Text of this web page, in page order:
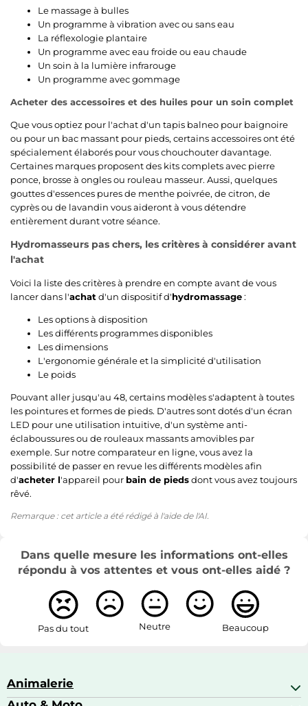
Le massage à bulles
Un programme à vibration avec ou sans eau
La réflexologie plantaire
Un programme avec eau froide ou eau chaude
Un soin à la lumière infrarouge
Un programme avec gommage
Acheter des accessoires et des huiles pour un soin complet
Que vous optiez pour l'achat d'un tapis balneo pour baignoire
ou pour un bac massant pour pieds, certains accessoires ont été
spécialement élaborés pour vous chouchouter davantage.
Certaines marques proposent des kits complets avec pierre
ponce, brosse à ongles ou rouleau masseur. Aussi, quelques
gouttes d'essences pures de menthe poivrée, de citron, de
cyprès ou de lavandin vous aideront à vous détendre
entièrement durant votre séance.
Hydromasseurs pas chers, les critères à considérer avant
l'achat
Voici la liste des critères à prendre en compte avant de vous
lancer dans l'achat d'un dispositif d'hydromassage:
Les options à disposition
Les différents programmes disponibles
Les dimensions
L'ergonomie générale et la simplicité d'utilisation
Le poids
Pouvant aller jusqu'au 48, certains modèles s'adaptent à toutes
les pointures et formes de pieds. D'autres sont dotés d'un écran
LED pour une utilisation intuitive, d'un système anti-
éclaboussures ou de rouleaux massants amovibles par
exemple. Sur notre comparateur en ligne, vous avez la
possibilité de passer en revue les différents modèles afin
d'acheter l'appareil pour bain de piedsdont vous avez toujours
rêvé.
Remarque : cet article a été rédigé à l'aide de l'AI.
Dans quelle mesure les informations ont-elles
répondu à vos attentes et vous ont-elles aidé ?
Pas du tout Neutre Beaucoup
Animalerie